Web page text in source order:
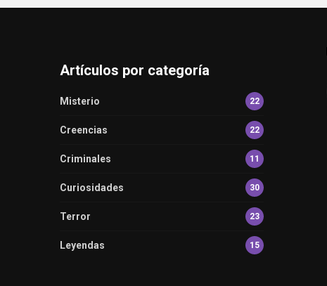
Artículos por categoría
Misterio 22
Creencias 22
Criminales 11
Curiosidades 30
Terror 23
Leyendas 15